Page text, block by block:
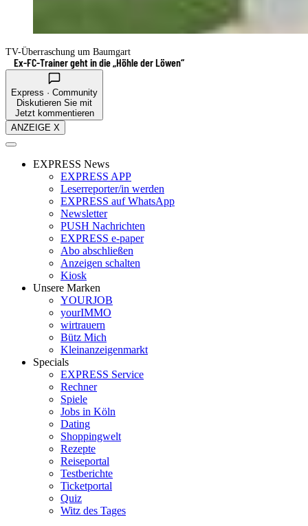
TV-Überraschung um Baumgart
Ex-FC-Trainer geht in die „Höhle der Löwen“
Express · Community
Diskutieren Sie mit
Jetzt kommentieren
ANZEIGE X
EXPRESS News
EXPRESS APP
Leserreporter/in werden
EXPRESS auf WhatsApp
Newsletter
PUSH Nachrichten
EXPRESS e-paper
Abo abschließen
Anzeigen schalten
Kiosk
Unsere Marken
YOURJOB
yourIMMO
wirtrauern
Bütz Mich
Kleinanzeigenmarkt
Specials
EXPRESS Service
Rechner
Spiele
Jobs in Köln
Dating
Shoppingwelt
Rezepte
Reiseportal
Testberichte
Ticketportal
Quiz
Witz des Tages